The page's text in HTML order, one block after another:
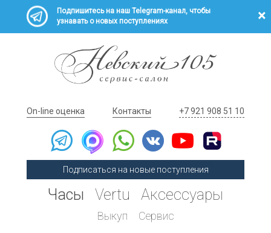
Подпишитесь на наш Telegram-канал, чтобы
узнавать о новых поступлениях
On-line оценка Контакты +7 921 908 51 10
Подписаться на новые поступления
Часы Vertu Аксессуары
Выкуп Сервис